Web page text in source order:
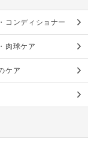
コンディショナー
肉球ケア
ケア